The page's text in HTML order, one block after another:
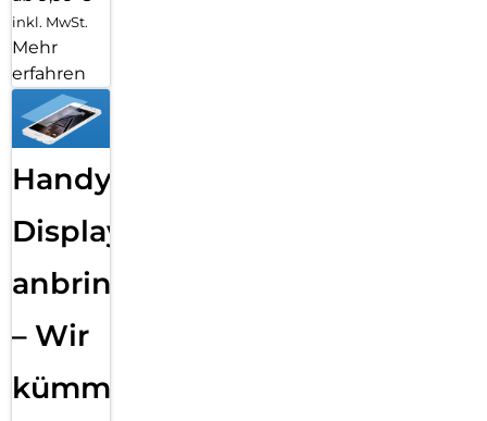
inkl. MwSt.
Mehr
erfahren
Handy
Displayfolie
anbringen
– Wir
kümmern